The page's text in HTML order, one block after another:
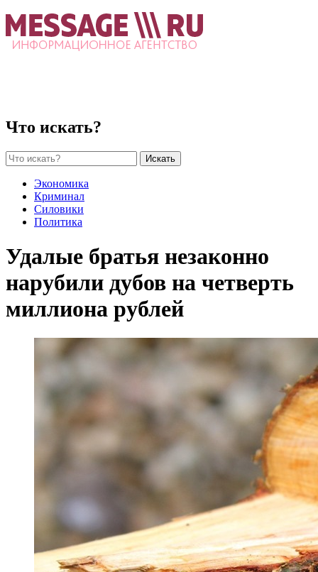
Что искать?
Искать
Экономика
Криминал
Силовики
Политика
Удалые братья незаконно
нарубили дубов на четверть
миллиона рублей